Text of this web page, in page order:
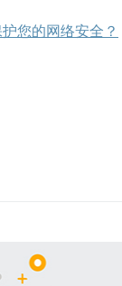
您的网络安全？